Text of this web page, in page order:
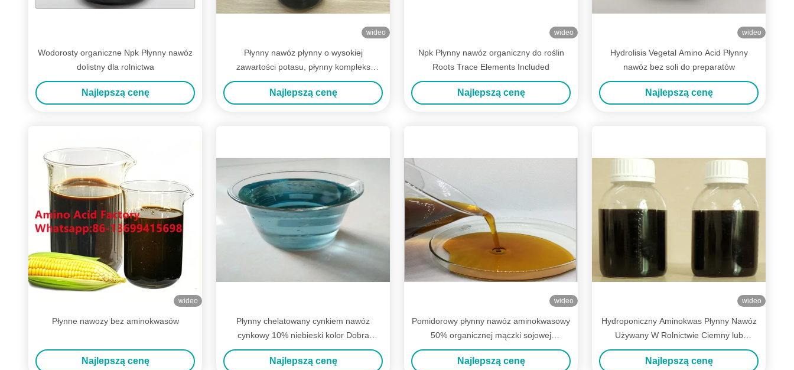
Wodorosty organiczne Npk Płynny nawóz
dolistny dla rolnictwa
Najlepszą cenę
wideo
Płynny nawóz płynny o wysokiej
zawartości potasu, płynny kompleks
aminokwasowy 40% PH 4-5
Najlepszą cenę
wideo
Npk Płynny nawóz organiczny do roślin
Roots Trace Elements Included
Najlepszą cenę
wideo
Hydrolisis Vegetal Amino Acid Płynny
nawóz bez soli do preparatów
Najlepszą cenę
wideo
Płynne nawozy bez aminokwasów
Najlepszą cenę
Płynny chelatowany cynkiem nawóz
cynkowy 10% niebieski kolor Dobra
absorpcja
Najlepszą cenę
wideo
Pomidorowy płynny nawóz aminokwasowy
50% organicznej mączki sojowej
pochodzenia roślinnego
Najlepszą cenę
wideo
Hydroponiczny Aminokwas Płynny Nawóz
Używany W Rolnictwie Ciemny lub
Brązowy Kolor
Najlepszą cenę